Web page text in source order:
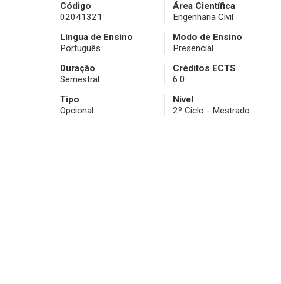
Código
02041321
Área Científica
Engenharia Civil
Língua de Ensino
Português
Modo de Ensino
Presencial
Duração
Semestral
Créditos ECTS
6.0
Tipo
Opcional
Nível
2º Ciclo - Mestrado